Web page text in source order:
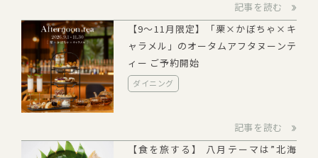
記事を読む
【9～11月限定】「栗×かぼちゃ×キ
ャラメル」のオータムアフタヌーンテ
ィー ご予約開始
ダイニング
記事を読む
【食を旅する】 八月テーマは”北海